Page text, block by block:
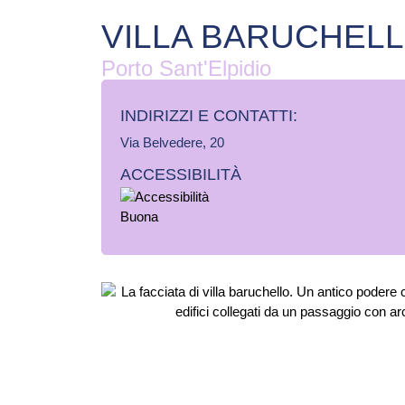
VILLA
Porto Sant'Elpidio
INDIRIZZI E CONTATTI:​
Via Belvedere, 20
ACCESSIBILITÀ